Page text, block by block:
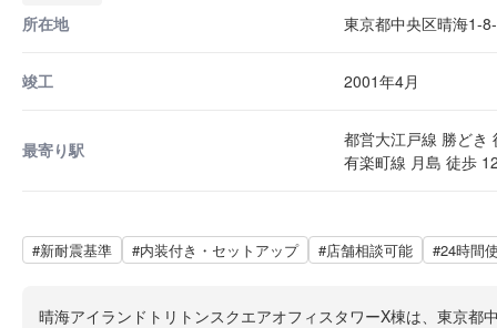
所在地
東京都中央区晴海1-
竣工 2001年4月
最寄り駅
都営大江戸線 勝どき
有楽町線 月島 徒歩
#新耐震基準 #内装付き・セットアップ #店舗相談可能 #24時間
晴海アイランドトリトンスクエアオフィスタワーX棟は、東京